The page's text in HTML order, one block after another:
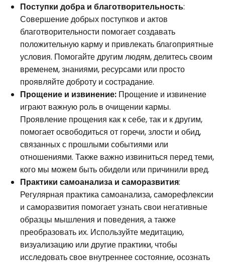
Поступки добра и благотворительность:
Совершение добрых поступков и актов
благотворительности помогает создавать
положительную карму и привлекать благоприятные
условия. Помогайте другим людям, делитесь своим
временем, знаниями, ресурсами или просто
проявляйте доброту и сострадание.
Прощение и извинение: Прощение и извинение
играют важную роль в очищении кармы.
Проявление прощения как к себе, так и к другим,
помогает освободиться от горечи, злости и обид,
связанных с прошлыми событиями или
отношениями. Также важно извиниться перед теми,
кого мы можем быть обидели или причинили вред.
Практики самоанализа и саморазвития:
Регулярная практика самоанализа, саморефлексии
и саморазвития помогает узнать свои негативные
образцы мышления и поведения, а также
преобразовать их. Используйте медитацию,
визуализацию или другие практики, чтобы
исследовать свое внутреннее состояние, осознать